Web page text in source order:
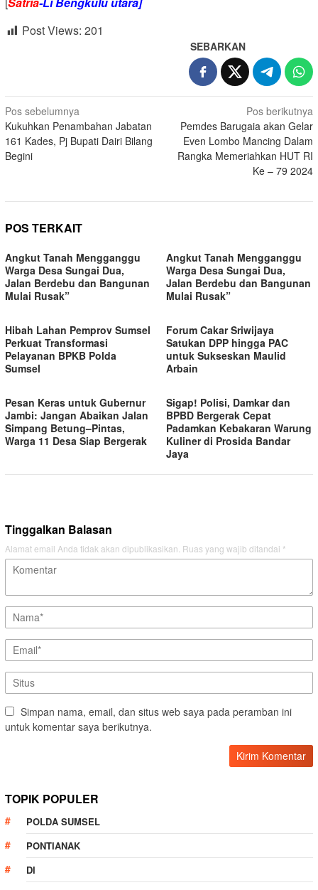
Post Views: 201
SEBARKAN
Navigasi
pos
Pos sebelumnya
Kukuhkan Penambahan Jabatan
161 Kades, Pj Bupati Dairi Bilang
Begini
Pos berikutnya
Pemdes Barugaia akan Gelar
Even Lombo Mancing Dalam
Rangka Memeriahkan HUT RI
Ke – 79 2024
POS TERKAIT
Angkut Tanah Mengganggu
Warga Desa Sungai Dua,
Jalan Berdebu dan Bangunan
Mulai Rusak”
Angkut Tanah Mengganggu
Warga Desa Sungai Dua,
Jalan Berdebu dan Bangunan
Mulai Rusak”
Hibah Lahan Pemprov Sumsel
Perkuat Transformasi
Pelayanan BPKB Polda
Sumsel
Forum Cakar Sriwijaya
Satukan DPP hingga PAC
untuk Sukseskan Maulid
Arbain
Pesan Keras untuk Gubernur
Jambi: Jangan Abaikan Jalan
Simpang Betung–Pintas,
Warga 11 Desa Siap Bergerak
Sigap! Polisi, Damkar dan
BPBD Bergerak Cepat
Padamkan Kebakaran Warung
Kuliner di Prosida Bandar
Jaya
Tinggalkan Balasan
Alamat email Anda tidak akan dipublikasikan. Ruas yang wajib ditandai *
Simpan nama, email, dan situs web saya pada peramban ini
untuk komentar saya berikutnya.
TOPIK POPULER
POLDA SUMSEL
PONTIANAK
DI